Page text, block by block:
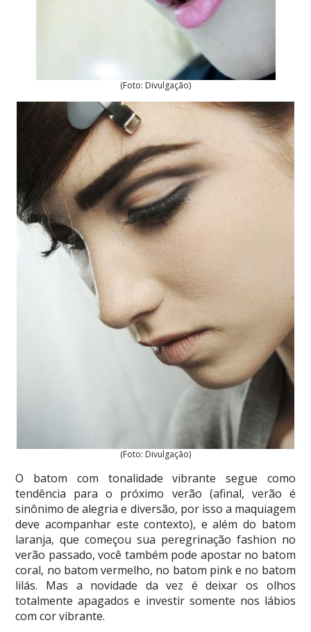
(Foto: Divulgação)
(Foto: Divulgação)
O batom com tonalidade vibrante segue como
tendência para o próximo verão (afinal, verão é
sinônimo de alegria e diversão, por isso a maquiagem
deve acompanhar este contexto), e além do batom
laranja, que começou sua peregrinação fashion no
verão passado, você também pode apostar no batom
coral, no batom vermelho, no batom pink e no batom
lilás. Mas a novidade da vez é deixar os olhos
totalmente apagados e investir somente nos lábios
com cor vibrante.